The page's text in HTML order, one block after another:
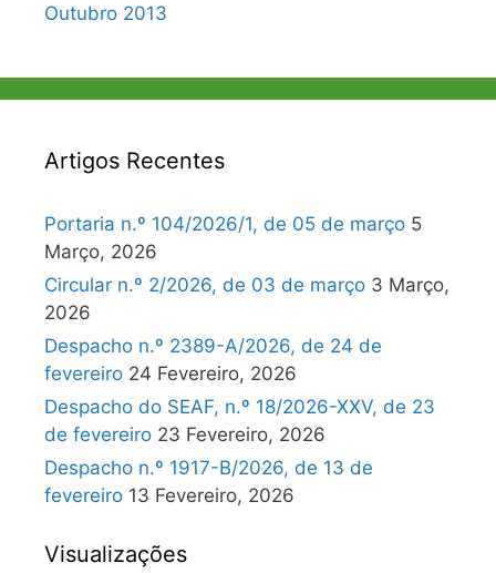
Outubro 2013
Artigos Recentes
Portaria n.º 104/2026/1, de 05 de março 5
Março, 2026
Circular n.º 2/2026, de 03 de março 3 Março,
2026
Despacho n.º 2389-A/2026, de 24 de
fevereiro 24 Fevereiro, 2026
Despacho do SEAF, n.º 18/2026-XXV, de 23
de fevereiro 23 Fevereiro, 2026
Despacho n.º 1917-B/2026, de 13 de
fevereiro 13 Fevereiro, 2026
Visualizações